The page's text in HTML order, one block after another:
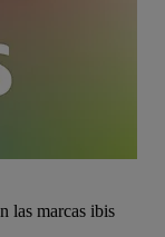
las marcas ibis